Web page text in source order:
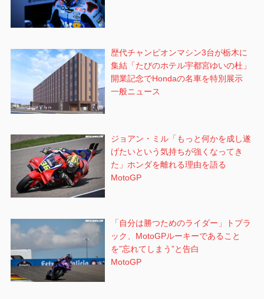
歴代チャンピオンマシン3台が栃木に
集結「たびのホテル宇都宮ゆいの杜」
開業記念でHondaの名車を特別展示
一般ニュース
ジョアン・ミル「もっと何かを成し遂
げたいという気持ちが強くなってき
た」ホンダを離れる理由を語る
MotoGP
「自分は勝つためのライダー」トプラ
ック、MotoGPルーキーであること
を”忘れてしまう”と告白
MotoGP